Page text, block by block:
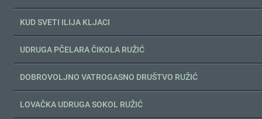
KUD SVETI ILIJA KLJACI
UDRUGA PČELARA ČIKOLA RUŽIĆ
DOBROVOLJNO VATROGASNO DRUŠTVO RUŽIĆ
LOVAČKA UDRUGA SOKOL RUŽIĆ